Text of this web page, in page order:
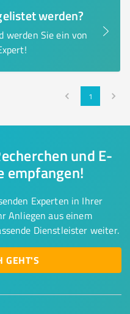
werden?
werden Sie ein von
1
und E-
empfangen!
Experten in Ihrer
Anliegen aus einem
Dienstleister weiter.
GEHT'S